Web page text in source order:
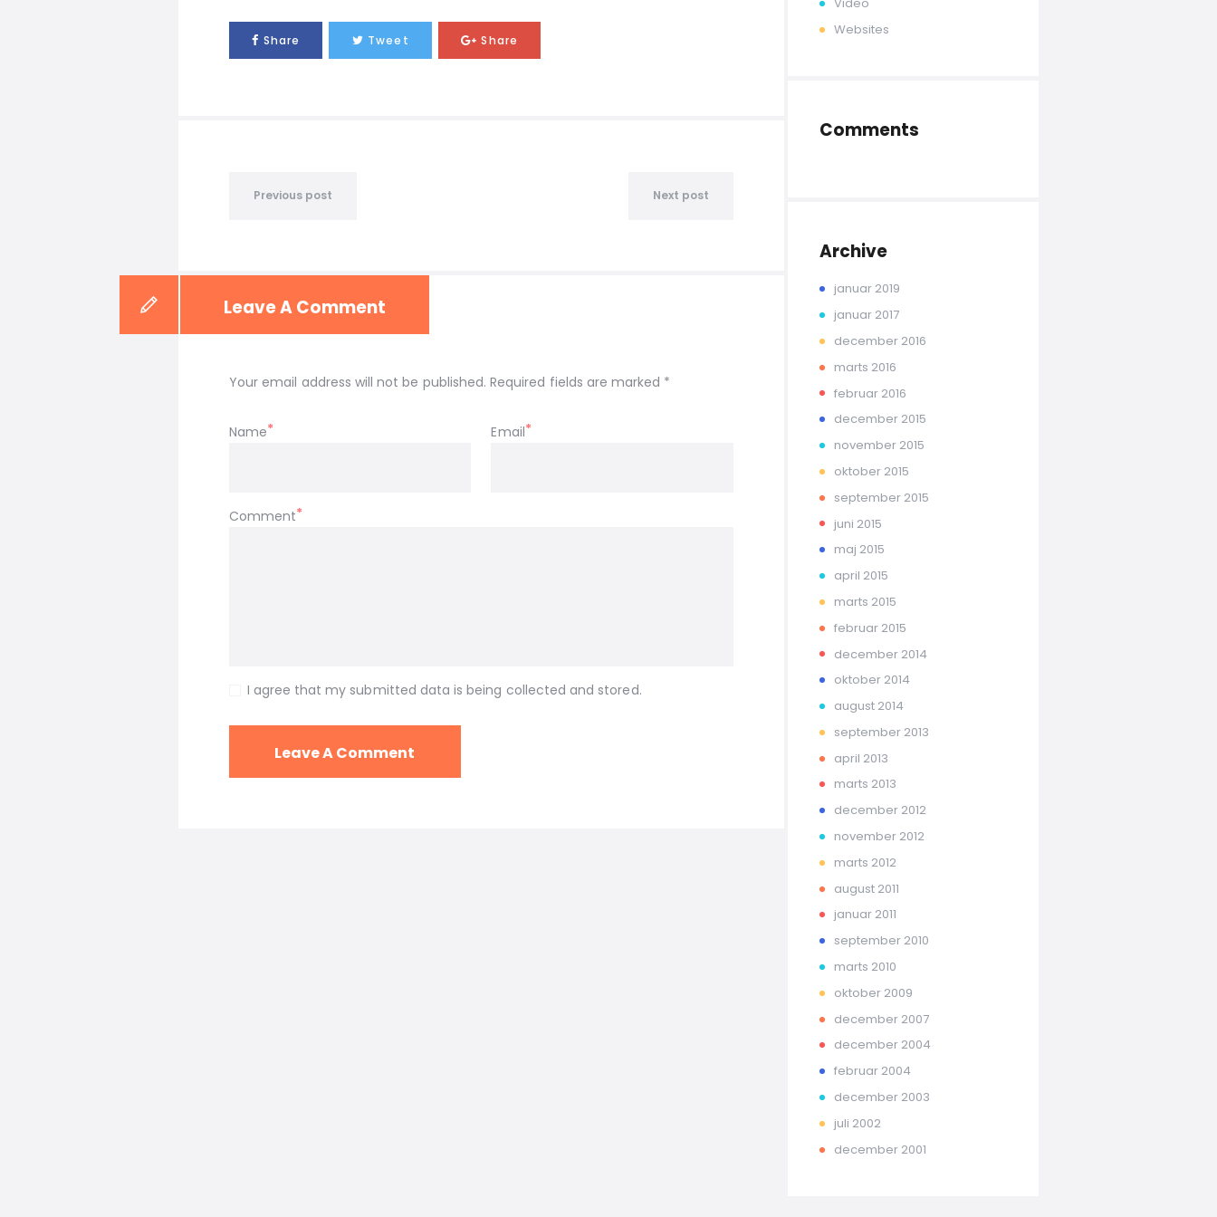
Share Tweet Share
Previous post Next post
Leave A Comment
Your email address will not be published. Required fields are marked *
Name Email
Comment
I agree that my submitted data is being collected and stored.
Websites
Comments
Archive
januar 2019
januar 2017
december 2016
marts 2016
februar 2016
december 2015
november 2015
oktober 2015
september 2015
juni 2015
maj 2015
april 2015
marts 2015
februar 2015
december 2014
oktober 2014
august 2014
september 2013
april 2013
marts 2013
december 2012
november 2012
marts 2012
august 2011
januar 2011
september 2010
marts 2010
oktober 2009
december 2007
december 2004
februar 2004
december 2003
juli 2002
december 2001